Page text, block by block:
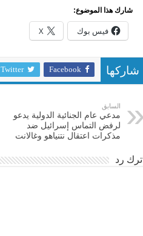
شارك هذا الموضوع:
فيس بوك X
شاركها Facebook
Twitter
السابق
مدعي عام الجنائية الدولية يدعو
لرفض التماس إسرائيل ضد
مذكرات اعتقال نتنياهو وغالانت
اترك رد